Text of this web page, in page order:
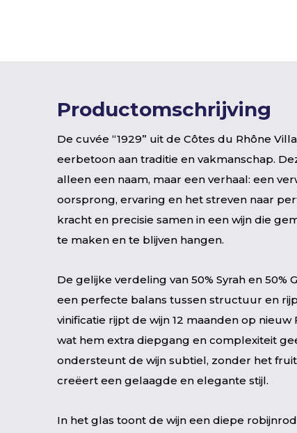
Productomschrijving
De cuvée “1929” uit de Côtes du Rhône
eerbetoon aan traditie en vakmanschap.
alleen een naam, maar een verhaal: een
oorsprong, ervaring en het streven naar
kracht en precisie samen in een wijn die
te maken en te blijven hangen.
De gelijke verdeling van 50% Syrah en 50%
een perfecte balans tussen structuur en
vinificatie rijpt de wijn 12 maanden op nieuw
wat hem extra diepgang en complexiteit
ondersteunt de wijn subtiel, zonder het
creëert een gelaagde en elegante stijl.
In het glas toont de wijn een diepe